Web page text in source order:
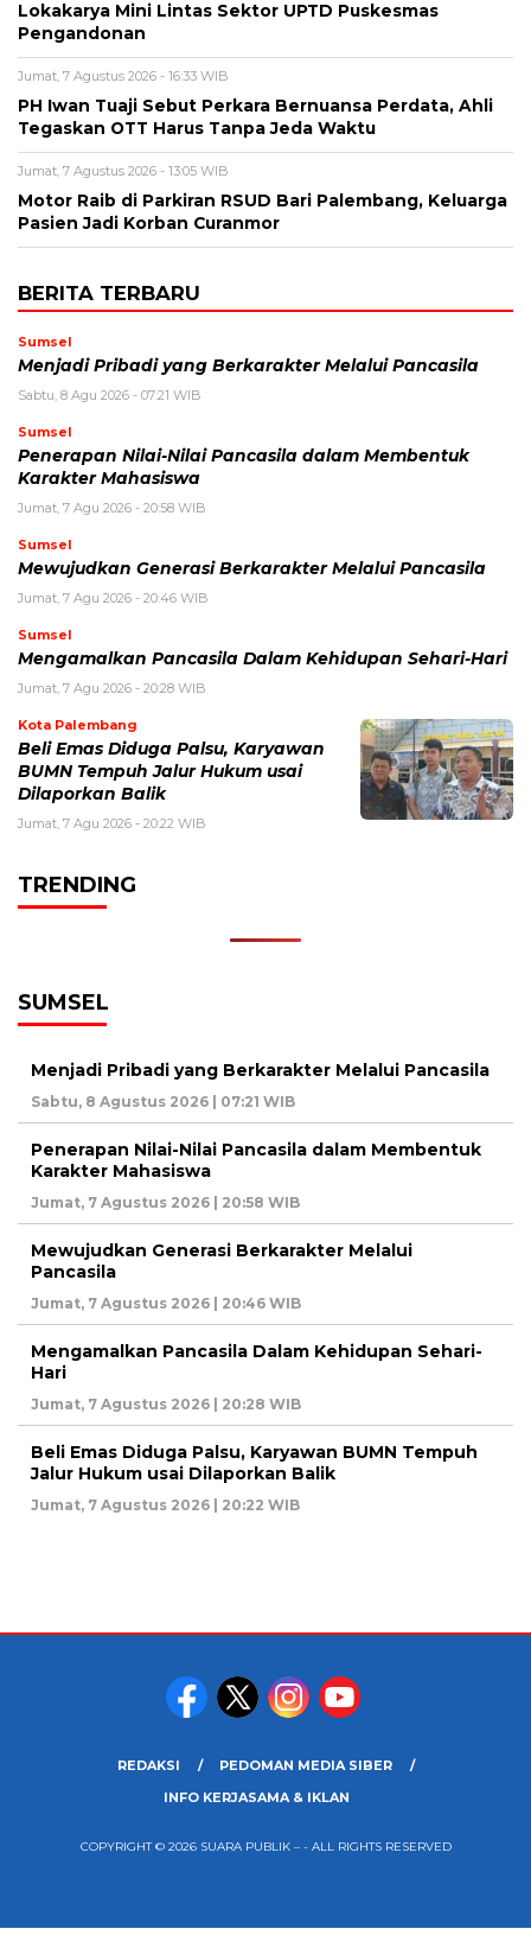
Lokakarya Mini Lintas Sektor UPTD Puskesmas
Pengandonan
Jumat, 7 Agustus 2026 - 16:33 WIB
PH Iwan Tuaji Sebut Perkara Bernuansa Perdata, Ahli
Tegaskan OTT Harus Tanpa Jeda Waktu
Jumat, 7 Agustus 2026 - 13:05 WIB
Motor Raib di Parkiran RSUD Bari Palembang, Keluarga
Pasien Jadi Korban Curanmor
BERITA TERBARU
Sumsel
Menjadi Pribadi yang Berkarakter Melalui Pancasila
Sabtu, 8 Agu 2026 - 07:21 WIB
Sumsel
Penerapan Nilai-Nilai Pancasila dalam Membentuk
Karakter Mahasiswa
Jumat, 7 Agu 2026 - 20:58 WIB
Sumsel
Mewujudkan Generasi Berkarakter Melalui Pancasila
Jumat, 7 Agu 2026 - 20:46 WIB
Sumsel
Mengamalkan Pancasila Dalam Kehidupan Sehari-Hari
Jumat, 7 Agu 2026 - 20:28 WIB
Kota Palembang
Beli Emas Diduga Palsu, Karyawan
BUMN Tempuh Jalur Hukum usai
Dilaporkan Balik
Jumat, 7 Agu 2026 - 20:22 WIB
TRENDING
SUMSEL
Menjadi Pribadi yang Berkarakter Melalui Pancasila
Sabtu, 8 Agustus 2026 | 07:21 WIB
Penerapan Nilai-Nilai Pancasila dalam Membentuk
Karakter Mahasiswa
Jumat, 7 Agustus 2026 | 20:58 WIB
Mewujudkan Generasi Berkarakter Melalui
Pancasila
Jumat, 7 Agustus 2026 | 20:46 WIB
Mengamalkan Pancasila Dalam Kehidupan Sehari-
Hari
Jumat, 7 Agustus 2026 | 20:28 WIB
Beli Emas Diduga Palsu, Karyawan BUMN Tempuh
Jalur Hukum usai Dilaporkan Balik
Jumat, 7 Agustus 2026 | 20:22 WIB
REDAKSI
PEDOMAN MEDIA SIBER
INFO KERJASAMA & IKLAN
COPYRIGHT © 2026 SUARA PUBLIK – - ALL RIGHTS RESERVED